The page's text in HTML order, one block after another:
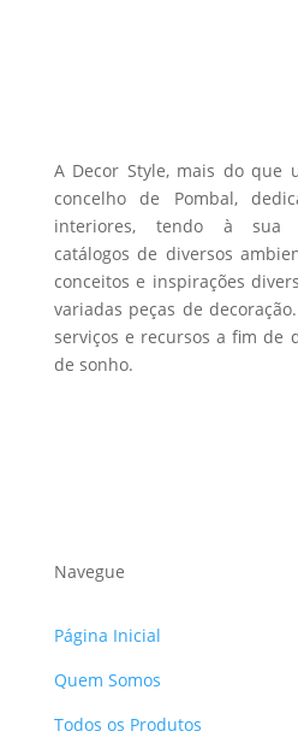
A Decor Style, mais do que
concelho de Pombal,
interiores, tendo à sua
catálogos de diversos
conceitos e inspirações
variadas peças de
serviços e recursos a fim de
de sonho.
Navegue
Página Inicial
Quem Somos
Todos os Produtos